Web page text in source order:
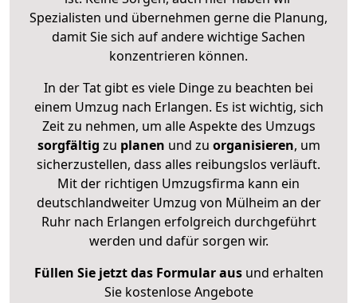
Spezialisten und übernehmen gerne die Planung,
damit Sie sich auf andere wichtige Sachen
konzentrieren können.
In der Tat gibt es viele Dinge zu beachten bei
einem Umzug nach Erlangen. Es ist wichtig, sich
Zeit zu nehmen, um alle Aspekte des Umzugs
sorgfältig zu planen und zu organisieren, um
sicherzustellen, dass alles reibungslos verläuft.
Mit der richtigen Umzugsfirma kann ein
deutschlandweiter Umzug von Mülheim an der
Ruhr nach Erlangen erfolgreich durchgeführt
werden und dafür sorgen wir.
Füllen Sie jetzt das Formular ausund erhalten
Sie kostenlose Angebote